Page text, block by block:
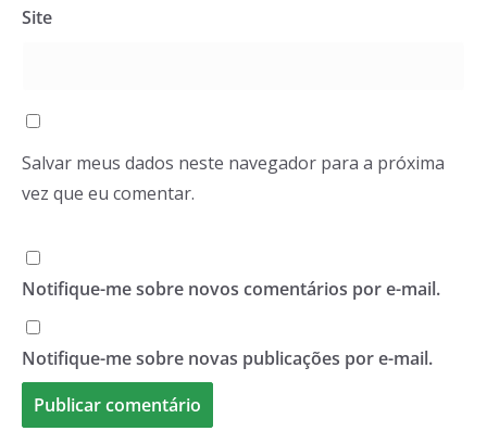
Site
Salvar meus dados neste navegador para a próxima
vez que eu comentar.
Notifique-me sobre novos comentários por e-mail.
Notifique-me sobre novas publicações por e-mail.